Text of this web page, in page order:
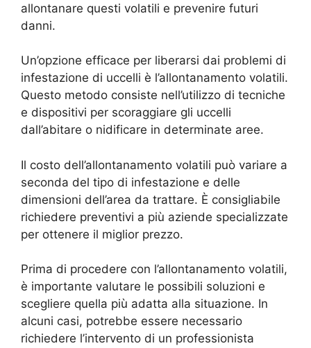
allontanare questi volatili e prevenire futuri
danni.
Un’opzione efficace per liberarsi dai problemi di
infestazione di uccelli è l’allontanamento volatili.
Questo metodo consiste nell’utilizzo di tecniche
e dispositivi per scoraggiare gli uccelli
dall’abitare o nidificare in determinate aree.
Il costo dell’allontanamento volatili può variare a
seconda del tipo di infestazione e delle
dimensioni dell’area da trattare. È consigliabile
richiedere preventivi a più aziende specializzate
per ottenere il miglior prezzo.
Prima di procedere con l’allontanamento volatili,
è importante valutare le possibili soluzioni e
scegliere quella più adatta alla situazione. In
alcuni casi, potrebbe essere necessario
richiedere l’intervento di un professionista